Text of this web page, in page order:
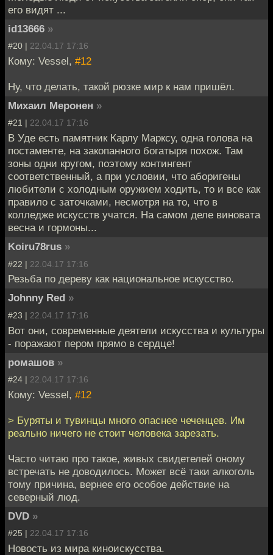
его видят ...
id13666 »
#20 | 22.04.17 17:16
Кому: Vessel, #12
Ну, что делать, такой рюзке мир к нам пришёл.
Михаил Меронен »
#21 | 22.04.17 17:16
В Уде есть памятник Карлу Марксу, одна голова на
постаменте, на закопанного богатыря похож. Там
зоны одни кругом, поэтому контингент
соответственный, а при условии, что аборигены
любители с холодным оружием ходить, то и все как
правило с заточками, несмотря на то, что в
колледже искусств учатся. На самом деле виновата
весна и гормоны...
Koiru78rus »
#22 | 22.04.17 17:16
Резьба по дереву как национальное искусство.
Johnny Red »
#23 | 22.04.17 17:16
Вот они, современные деятели искусства и культуры
- поражают пером прямо в сердце!
ромашов »
#24 | 22.04.17 17:16
Кому: Vessel, #12
> Буряты и тувинцы много опаснее чеченцев. Им
реально ничего не стоит человека зарезать.
Часто читаю про такое, живых свидетелей оному
встречать не доводилось. Может всё таки алкоголь
тому причина, вернее его особое действие на
северный люд.
DVD »
#25 | 22.04.17 17:16
Новость из мира киноискусства.